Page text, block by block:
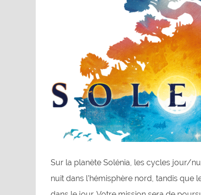
Sur la planète Solénia, les cycles jour/
nuit dans l’hémisphère nord, tandis que